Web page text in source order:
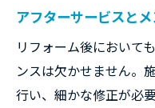
アフターサービスと
リフォーム後において
ンスは欠かせません。
行い、細かな修正が必